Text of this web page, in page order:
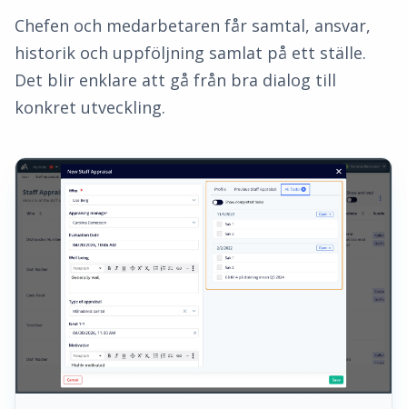
Chefen och medarbetaren får samtal, ansvar,
historik och uppföljning samlat på ett ställe.
Det blir enklare att gå från bra dialog till
konkret utveckling.